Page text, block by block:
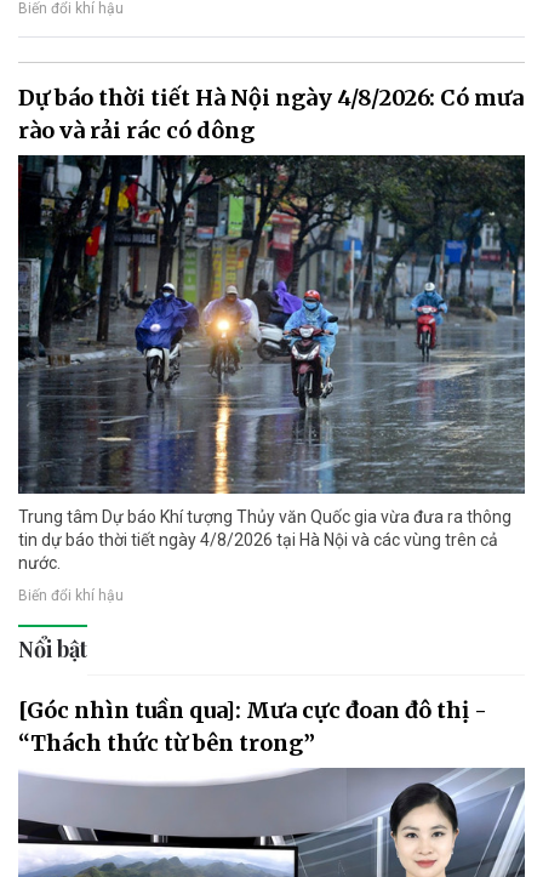
Biến đổi khí hậu
Dự báo thời tiết Hà Nội ngày 4/8/2026: Có mưa
rào và rải rác có dông
Trung tâm Dự báo Khí tượng Thủy văn Quốc gia vừa đưa ra thông
tin dự báo thời tiết ngày 4/8/2026 tại Hà Nội và các vùng trên cả
nước.
Biến đổi khí hậu
Nổi bật
[Góc nhìn tuần qua]: Mưa cực đoan đô thị -
“Thách thức từ bên trong”